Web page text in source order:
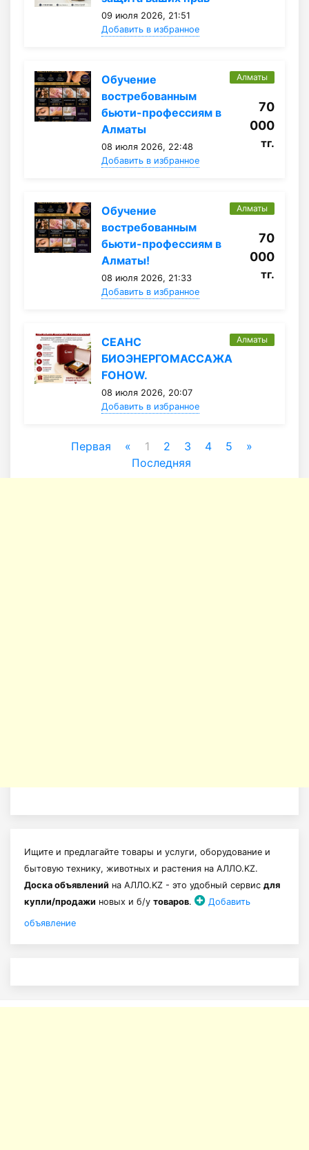
09 июля 2026, 21:51
Добавить в избранное
Обучение
востребованным
бьюти-профессиям в
Алматы
08 июля 2026, 22:48
Добавить в избранное
Алматы
70
000
тг.
Обучение
востребованным
бьюти-профессиям в
Алматы!
08 июля 2026, 21:33
Добавить в избранное
Алматы
70
000
тг.
СЕАНС
БИОЭНЕРГОМАССАЖА
FOHOW.
08 июля 2026, 20:07
Добавить в избранное
Алматы
Первая « 1 2 3 4 5
»
Последняя
Ищите и предлагайте товары и услуги, оборудование и
бытовую технику, животных и растения на АЛЛО.KZ.
Доска объявлений на АЛЛО.KZ - это удобный сервис для
купли/продажи новых и б/у товаров. Добавить
объявление